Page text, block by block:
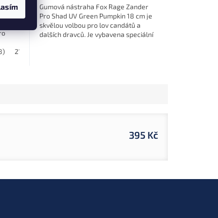
Fast
21 cm (NSC184)
Gumová nástraha Fox Rage Zander
Pro Shad UV Green Pumpkin 18 cm je
skvělou volbou pro lov candátů a
dalších dravců. Je vybavena speciální
395 Kč